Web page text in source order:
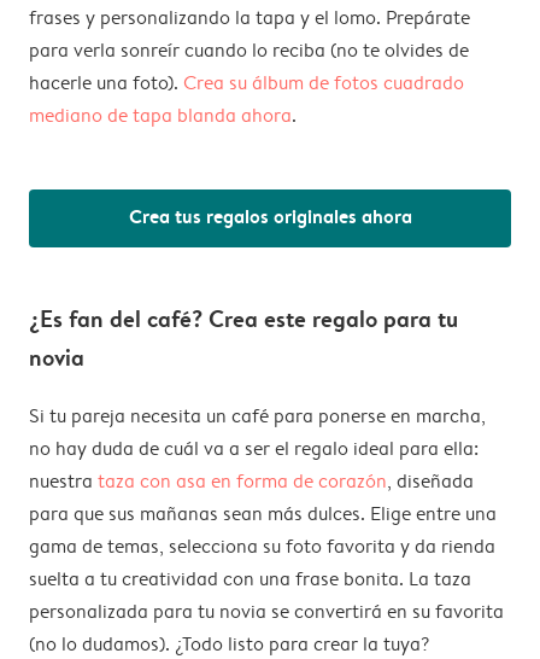
frases y personalizando la tapa y el lomo. Prepárate
para verla sonreír cuando lo reciba (no te olvides de
hacerle una foto). Crea su álbum de fotos cuadrado
mediano de tapa blanda ahora.
Crea tus regalos originales ahora
¿Es fan del café? Crea este regalo para tu
novia
Si tu pareja necesita un café para ponerse en marcha,
no hay duda de cuál va a ser el regalo ideal para ella:
nuestra taza con asa en forma de corazón, diseñada
para que sus mañanas sean más dulces. Elige entre una
gama de temas, selecciona su foto favorita y da rienda
suelta a tu creatividad con una frase bonita. La taza
personalizada para tu novia se convertirá en su favorita
(no lo dudamos). ¿Todo listo para crear la tuya?